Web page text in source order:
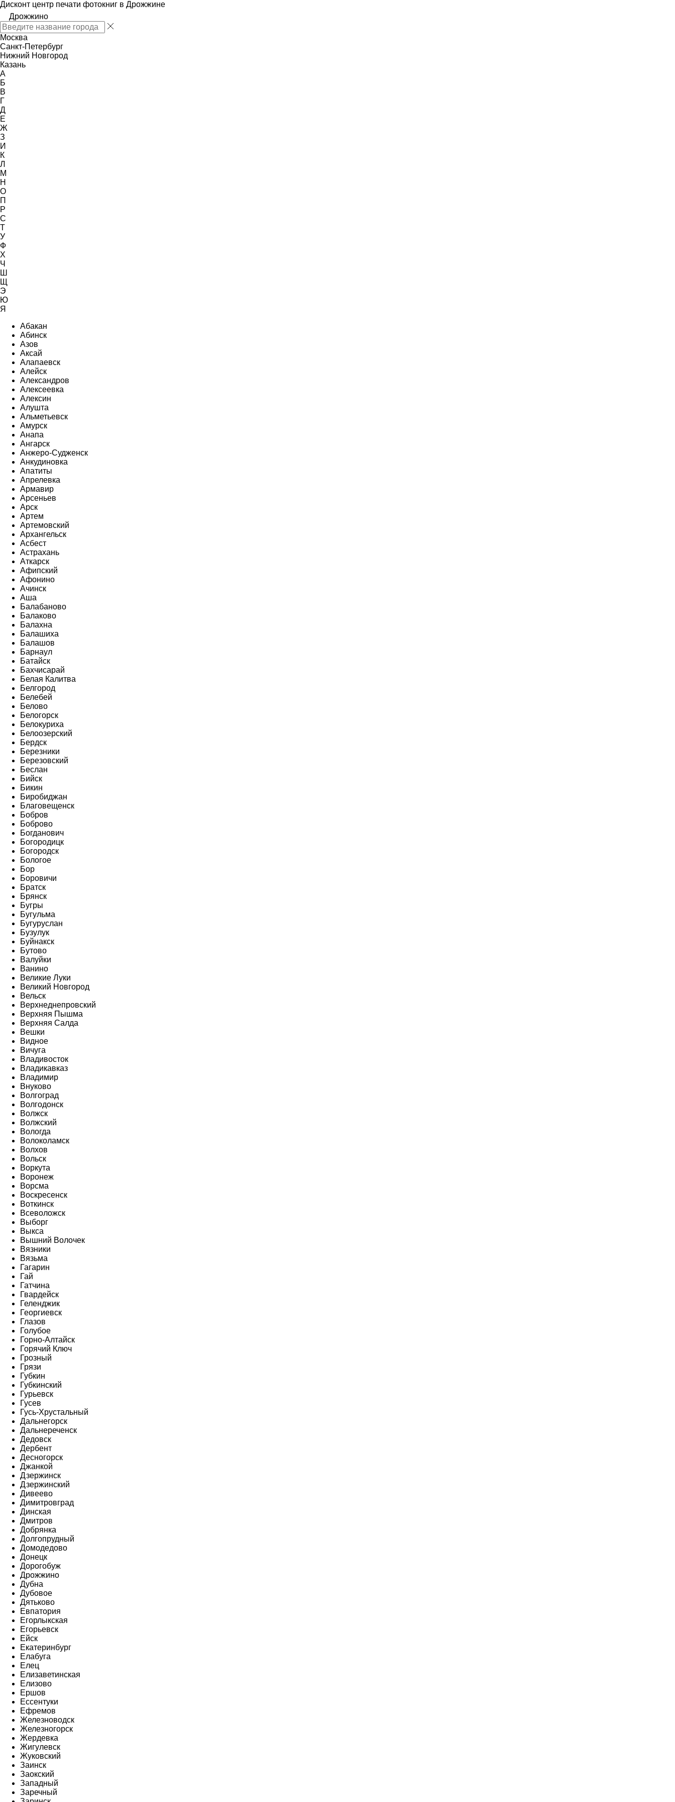
Дисконт центр печати фотокниг в Дрожжине
Дрожжино
Москва
Санкт-Петербург
Нижний Новгород
Казань
А
Б
В
Г
Д
Е
Ж
З
И
К
Л
М
Н
О
П
Р
С
Т
У
Ф
Х
Ч
Ш
Щ
Э
Ю
Я
Абакан
Абинск
Азов
Аксай
Алапаевск
Алейск
Александров
Алексеевка
Алексин
Алушта
Альметьевск
Амурск
Анапа
Ангарск
Анжеро-Судженск
Анкудиновка
Апатиты
Апрелевка
Армавир
Арсеньев
Арск
Артем
Артемовский
Архангельск
Асбест
Астрахань
Аткарск
Афипский
Афонино
Ачинск
Аша
Балабаново
Балаково
Балахна
Балашиха
Балашов
Барнаул
Батайск
Бахчисарай
Белая Калитва
Белгород
Белебей
Белово
Белогорск
Белокуриха
Белоозерский
Бердск
Березники
Березовский
Беслан
Бийск
Бикин
Биробиджан
Благовещенск
Бобров
Боброво
Богданович
Богородицк
Богородск
Бологое
Бор
Боровичи
Братск
Брянск
Бугры
Бугульма
Бугуруслан
Бузулук
Буйнакск
Бутово
Валуйки
Ванино
Великие Луки
Великий Новгород
Вельск
Верхнеднепровский
Верхняя Пышма
Верхняя Салда
Вешки
Видное
Вичуга
Владивосток
Владикавказ
Владимир
Внуково
Волгоград
Волгодонск
Волжск
Волжский
Вологда
Волоколамск
Волхов
Вольск
Воркута
Воронеж
Ворсма
Воскресенск
Воткинск
Всеволожск
Выборг
Выкса
Вышний Волочек
Вязники
Вязьма
Гагарин
Гай
Гатчина
Гвардейск
Геленджик
Георгиевск
Глазов
Голубое
Горно-Алтайск
Горячий Ключ
Грозный
Грязи
Губкин
Губкинский
Гурьевск
Гусев
Гусь-Хрустальный
Дальнегорск
Дальнереченск
Дедовск
Дербент
Десногорск
Джанкой
Дзержинск
Дзержинский
Дивеево
Димитровград
Динская
Дмитров
Добрянка
Долгопрудный
Домодедово
Донецк
Дорогобуж
Дрожжино
Дубна
Дубовое
Дятьково
Евпатория
Егорлыкская
Егорьевск
Ейск
Екатеринбург
Елабуга
Елец
Елизаветинская
Елизово
Ершов
Ессентуки
Ефремов
Железноводск
Железногорск
Жердевка
Жигулевск
Жуковский
Заинск
Заокский
Западный
Заречный